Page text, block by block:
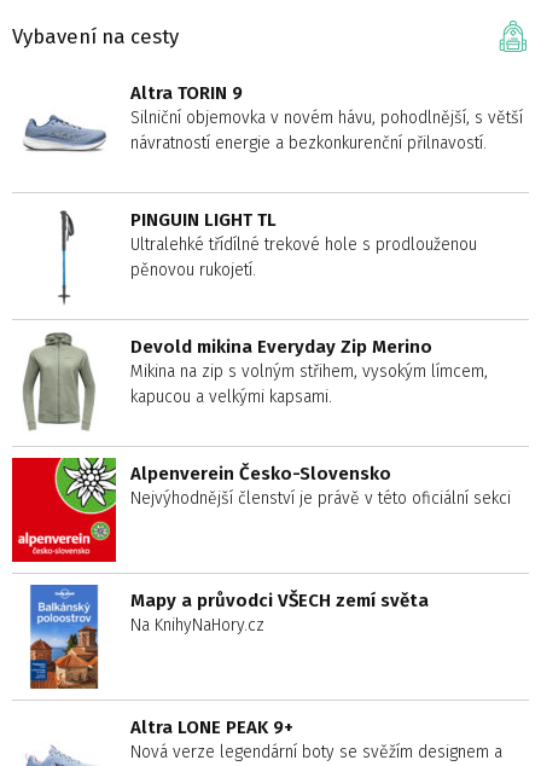
Vybavení na cesty
Altra TORIN 9
Silniční objemovka v novém hávu, pohodlnější, s větší
návratností energie a bezkonkurenční přilnavostí.
PINGUIN LIGHT TL
Ultralehké třídílné trekové hole s prodlouženou
pěnovou rukojetí.
Devold mikina Everyday Zip Merino
Mikina na zip s volným střihem, vysokým límcem,
kapucou a velkými kapsami.
Alpenverein Česko-Slovensko
Nejvýhodnější členství je právě v této oficiální sekci
Mapy a průvodci VŠECH zemí světa
Na KnihyNaHory.cz
Altra LONE PEAK 9+
Nová verze legendární boty se svěžím designem a